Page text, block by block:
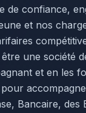
confiance,
et nos
une société
et en les
Bancaire, des